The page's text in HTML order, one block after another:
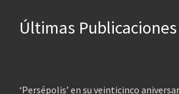
Últimas Publicaciones
‘Persépolis’ en su veinticinco